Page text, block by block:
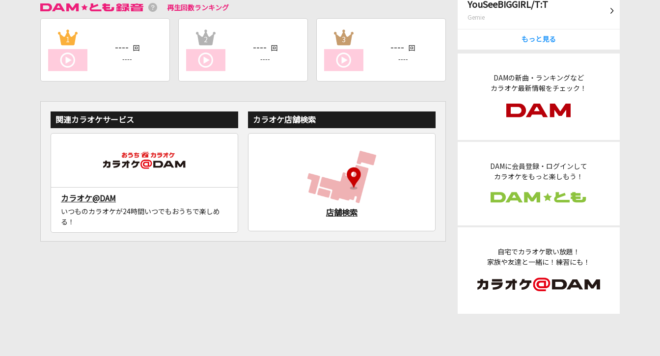
YouSeeBIGGIRL/T:T
Gemie
もっと見る
DAMの新曲・ランキングなど
カラオケ最新情報をチェック！
DAMに会員登録・ログインして
カラオケをもっと楽しもう！
自宅でカラオケ歌い放題！
家族や友達と一緒に！練習にも！
再生回数ランキング
1
---- 回
----
2
---- 回
----
3
---- 回
----
関連カラオケサービス
カラオケ@DAM
いつものカラオケが24時間いつでもおうちで楽しめ
る！
カラオケ店舗検索
店舗検索